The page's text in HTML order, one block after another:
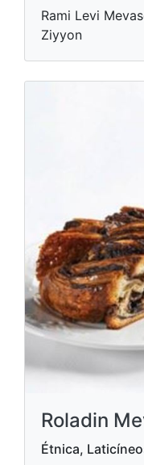
Rami Levi
Ziyyon
Roladin
Étnica,